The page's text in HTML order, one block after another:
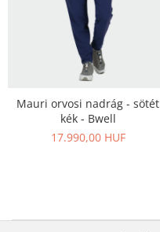
Mauri orvosi nadrág - sötét
kék - Bwell
17.990,00 HUF